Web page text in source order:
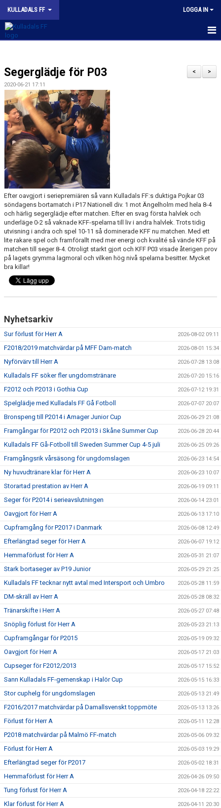
KULLADALS FF LOGGA IN
OM KLUBBEN
NYHETER
KONTAKT
INFORMATION MED POLICY
DOKUMENT
BILDGALLERI
MATCHER
INBETALNING
PROFILKLÄDER
KFF FACEBOOK
KFF INSTAGRAM
>
<
Segerglädje för P03
2020-06-21 17:11
Efter oavgjort i seriepremiären så vann Kulladals FF:s duktiga Pojkar 03
söndagens bortamatch i P17 Nationell div. 1 mot Ängelholm med hela 8-4
och härlig segerglädje efter matchen. Efter en svag första halvlek och
underläge 0-2 så vaknade KFF-spelarna till liv i andra halvlek. Trots tidig
utvisning i andra och spel 10-11 så dominerade KFF nu matchen. Med ett
lite rakare spel och framförallt med mer energi och kvalité så vände KFF på
matchen till seger 8-4. Otroligt starkt gjort och KFF P03 visade återigen prov
på lagets grymma lagmoral och vilken hög nivå spelarna besitter. Mycket
bra killar!
Nyhetsarkiv
Sur förlust för Herr A 2026-08-02 09:11
F2018/2019 matchvärdar på MFF Dam-match 2026-08-01 15:34
Nyförvärv till Herr A 2026-07-28 13:08
Kulladals FF söker fler ungdomstränare 2026-07-20 15:16
F2012 och P2013 i Gothia Cup 2026-07-12 19:31
Spelglädje med Kulladals FF Gå Fotboll 2026-07-07 20:07
Bronspeng till P2014 i Amager Junior Cup 2026-06-29 21:08
Framgångar för P2012 och P2013 i Skåne Summer Cup 2026-06-28 20:44
Kulladals FF Gå-Fotboll till Sweden Summer Cup 4-5 juli 2026-06-25 09:26
Framgångsrik vårsäsong för ungdomslagen 2026-06-23 14:54
Ny huvudtränare klar för Herr A 2026-06-23 10:07
Storartad prestation av Herr A 2026-06-19 09:11
Seger för P2014 i serieavslutningen 2026-06-14 23:01
Oavgjort för Herr A 2026-06-13 17:10
Cupframgång för P2017 i Danmark 2026-06-08 12:49
Efterlängtad seger för Herr A 2026-06-07 19:12
Hemmaförlust för Herr A 2026-05-31 21:07
Stark bortaseger av P19 Junior 2026-05-29 21:25
Kulladals FF tecknar nytt avtal med Intersport och Umbro 2026-05-28 11:59
DM-skräll av Herr A 2026-05-28 08:32
Tränarskifte i Herr A 2026-05-27 07:48
Snöplig förlust för Herr A 2026-05-23 21:13
Cupframgångar för P2015 2026-05-19 09:32
Oavgjort för Herr A 2026-05-17 21:03
Cupseger för F2012/2013 2026-05-17 15:52
Sann Kulladals FF-gemenskap i Halör Cup 2026-05-15 16:33
Stor cuphelg för ungdomslagen 2026-05-13 21:49
F2016/2017 matchvärdar på Damallsvenskt toppmöte 2026-05-13 13:26
Förlust för Herr A 2026-05-11 12:28
P2018 matchvärdar på Malmö FF-match 2026-05-06 09:32
Förlust för Herr A 2026-05-03 19:29
Efterlängtad seger för P2017 2026-05-02 18:31
Hemmaförlust för Herr A 2026-04-26 09:50
Tung förlust för Herr A 2026-04-18 22:22
Klar förlust för Herr A 2026-04-11 20:30